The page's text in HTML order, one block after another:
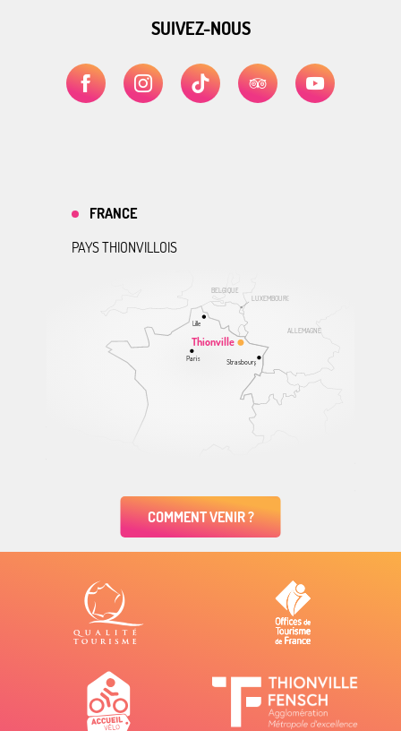
SUIVEZ-NOUS
ALLEMAGNE
BELGIQUE
LUXEMBOURG
Thionville
Lille
Paris Strasbourg
FRANCE
PAYS THIONVILLOIS
COMMENT VENIR ?